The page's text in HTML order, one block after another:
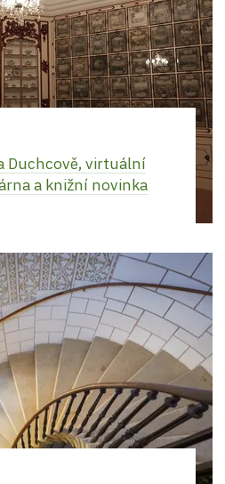
Duchcově, virtuální
a knižní novinka